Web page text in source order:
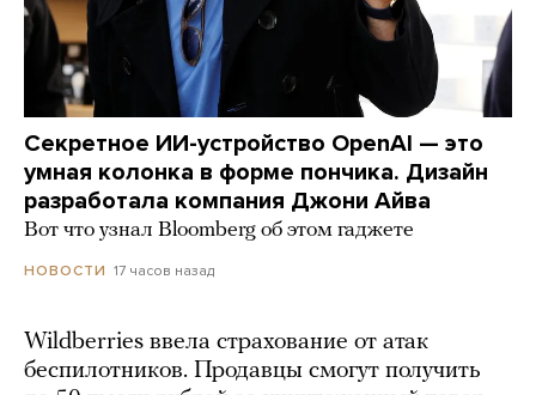
Секретное ИИ-устройство OpenAI — это
умная колонка в форме пончика. Дизайн
разработала компания Джони Айва
Вот что узнал Bloomberg об этом гаджете
НОВОСТИ 17 часов назад
Wildberries ввела страхование от атак
беспилотников. Продавцы смогут получить